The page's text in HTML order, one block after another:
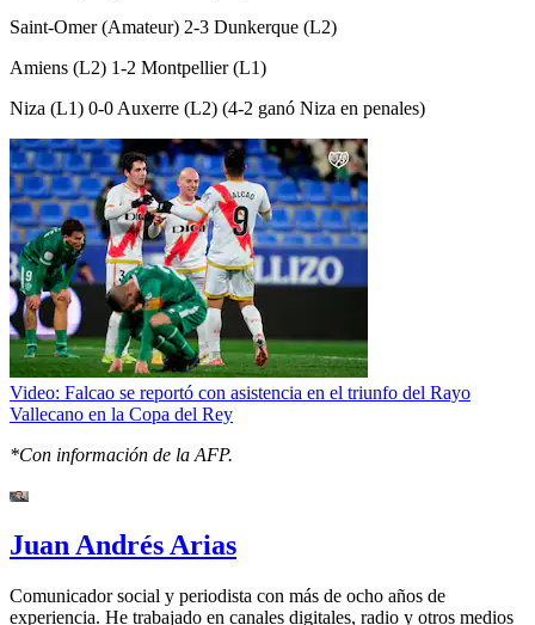
Saint-Omer (Amateur) 2-3 Dunkerque (L2)
Amiens (L2) 1-2 Montpellier (L1)
Niza (L1) 0-0 Auxerre (L2) (4-2 ganó Niza en penales)
Video: Falcao se reportó con asistencia en el triunfo del Rayo
Vallecano en la Copa del Rey
*Con información de la AFP.
Juan Andrés Arias
Comunicador social y periodista con más de ocho años de
experiencia. He trabajado en canales digitales, radio y otros medios